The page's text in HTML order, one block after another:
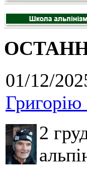
01/12/
2